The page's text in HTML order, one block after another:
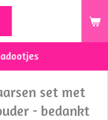
set met
- bedankt